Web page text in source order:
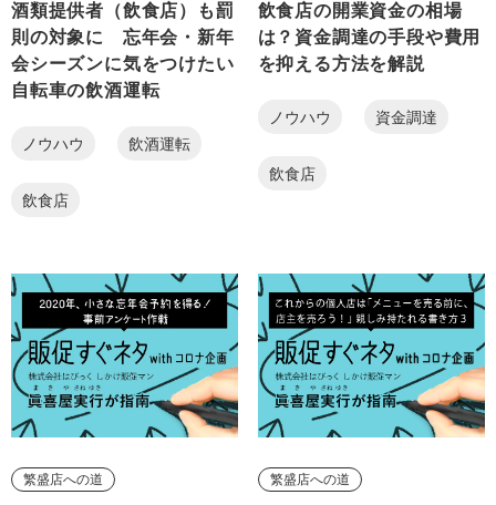
酒類提供者（飲食店）も罰
則の対象に 忘年会・新年
会シーズンに気をつけたい
自転車の飲酒運転
ノウハウ 飲酒運転
飲食店
飲食店の開業資金の相場
は？資金調達の手段や費用
を抑える方法を解説
ノウハウ 資金調達
飲食店
繁盛店への道 繁盛店への道